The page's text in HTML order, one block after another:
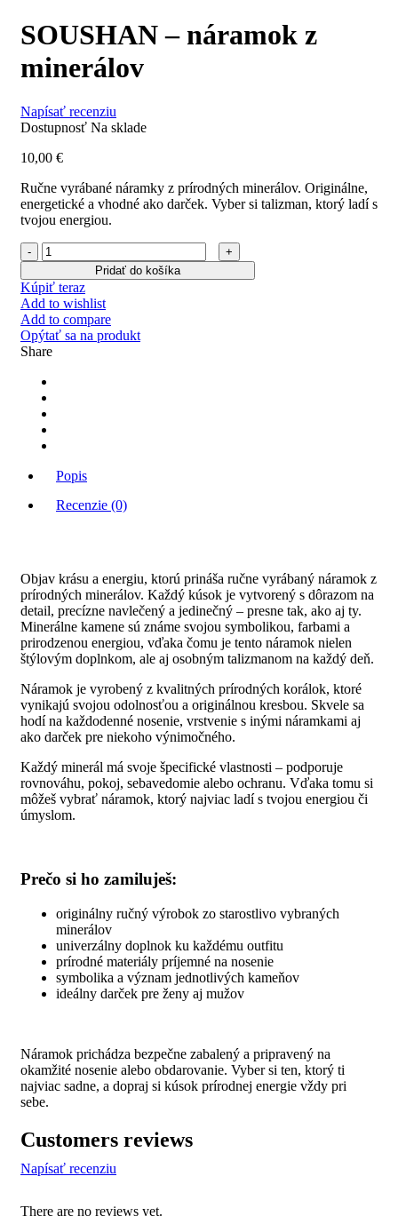
SOUSHAN – náramok z
minerálov
Napísať recenziu
Dostupnosť Na sklade
10,00 €
Ručne vyrábané náramky z prírodných minerálov. Originálne,
energetické a vhodné ako darček. Vyber si talizman, ktorý ladí s
tvojou energiou.
Pridať do košíka
Kúpiť teraz
Add to wishlist
Add to compare
Opýtať sa na produkt
Share
Popis
Recenzie (0)
Objav krásu a energiu, ktorú prináša ručne vyrábaný náramok z
prírodných minerálov. Každý kúsok je vytvorený s dôrazom na
detail, precízne navlečený a jedinečný – presne tak, ako aj ty.
Minerálne kamene sú známe svojou symbolikou, farbami a
prirodzenou energiou, vďaka čomu je tento náramok nielen
štýlovým doplnkom, ale aj osobným talizmanom na každý deň.
Náramok je vyrobený z kvalitných prírodných korálok, ktoré
vynikajú svojou odolnosťou a originálnou kresbou. Skvele sa
hodí na každodenné nosenie, vrstvenie s inými náramkami aj
ako darček pre niekoho výnimočného.
Každý minerál má svoje špecifické vlastnosti – podporuje
rovnováhu, pokoj, sebavedomie alebo ochranu. Vďaka tomu si
môžeš vybrať náramok, ktorý najviac ladí s tvojou energiou či
úmyslom.
Prečo si ho zamiluješ:
originálny ručný výrobok zo starostlivo vybraných
minerálov
univerzálny doplnok ku každému outfitu
prírodné materiály príjemné na nosenie
symbolika a význam jednotlivých kameňov
ideálny darček pre ženy aj mužov
Náramok prichádza bezpečne zabalený a pripravený na
okamžité nosenie alebo obdarovanie. Vyber si ten, ktorý ti
najviac sadne, a dopraj si kúsok prírodnej energie vždy pri
sebe.
Customers reviews
Napísať recenziu
There are no reviews yet.